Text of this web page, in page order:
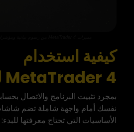
كيفية استخدام
MetaTrader 4 للتداول
بمجرد تثبيت البرنامج والاتصال
نفسك أمام واجهة شاملة تضم
الأساسيات التي تحتاج معرفتها للبدء: